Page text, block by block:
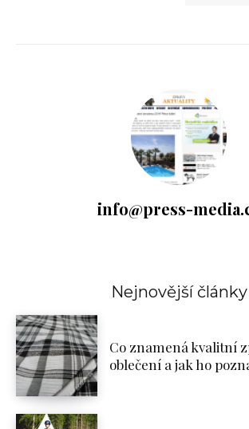
info@press-
Nejnovější články
Co znamená kvalitní
oblečení a jak ho